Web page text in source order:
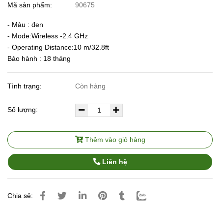
Mã sản phẩm: 90675
- Màu : đen
- Mode:Wireless -2.4 GHz
- Operating Distance:10 m/32.8ft
Bảo hành : 18 tháng
Tình trạng: Còn hàng
Số lượng:
Thêm vào giỏ hàng
Liên hệ
Chia sẻ: